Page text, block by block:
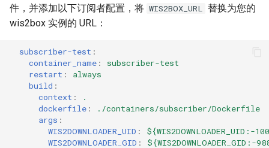
件，并添加以下订阅者配置，将 WIS2BOX_URL 替换为您的
wis2box 实例的 URL：
subscriber-test :
container_name :
subscriber-test
restart :
always
build :
context :
.
dockerfile :
./containers/subscriber/Dockerfile
args :
WIS2DOWNLOADER_UID :
${WIS2DOWNLOADER_UID:-
WIS2DOWNLOADER_GID :
${WIS2DOWNLOADER_GID:-